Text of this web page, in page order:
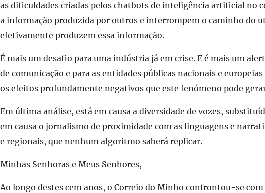
as dificuldades criadas pelos chatbots de inteligência artificial no
a informação produzida por outros e interrompem o caminho do
efetivamente produzem essa informação.
É mais um desafio para uma indústria já em crise. E é mais um
de comunicação e para as entidades públicas nacionais e
os efeitos profundamente negativos que este fenómeno pode
Em última análise, está em causa a diversidade de vozes,
em causa o jornalismo de proximidade com as linguagens e
e regionais, que nenhum algoritmo saberá replicar.
Minhas Senhoras e Meus Senhores,
Ao longo destes cem anos, o Correio do Minho confrontou-se com